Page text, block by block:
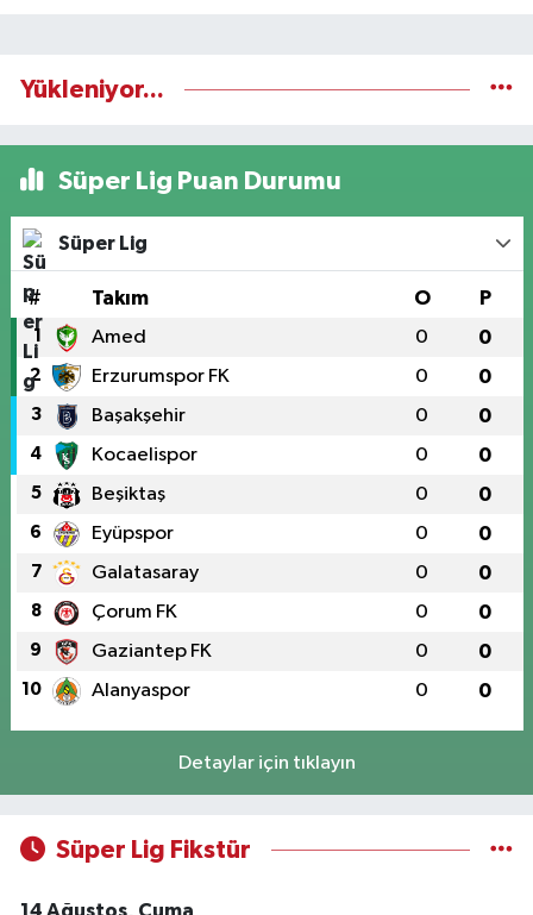
Yükleniyor...
Süper Lig Puan Durumu
Süper Lig
# Takım O P
1 Amed 0 0
2 Erzurumspor FK 0 0
3 Başakşehir 0 0
4 Kocaelispor 0 0
5 Beşiktaş 0 0
6 Eyüpspor 0 0
7 Galatasaray 0 0
8 Çorum FK 0 0
9 Gaziantep FK 0 0
10 Alanyaspor 0 0
Detaylar için tıklayın
Süper Lig Fikstür
14 Ağustos, Cuma